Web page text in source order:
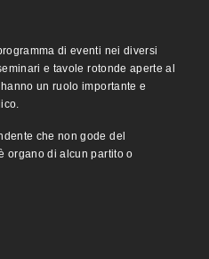
di eventi nei diversi
e tavole rotonde aperte al
un ruolo importante e
che non gode del
organo di alcun partito o